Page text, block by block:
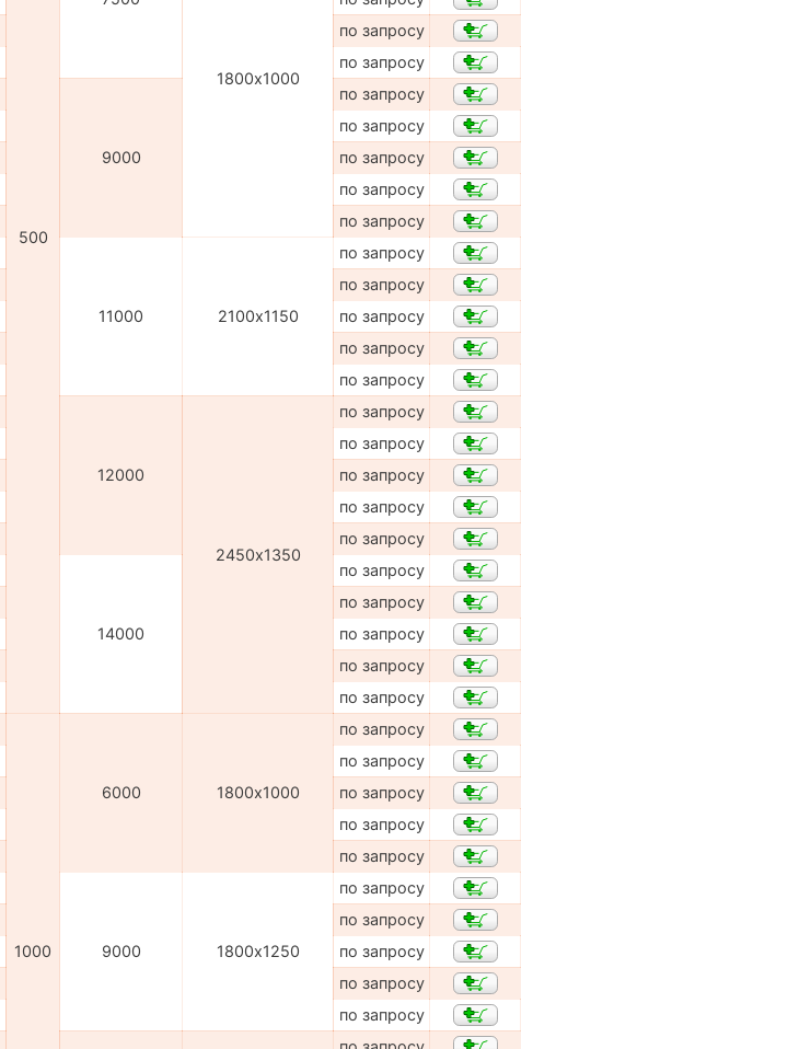
500
1800х1000
по запросу
по запросу
9000
по запросу
по запросу
по запросу
по запросу
по запросу
11000 2100х1150
по запросу
по запросу
по запросу
по запросу
по запросу
12000
2450х1350
по запросу
по запросу
по запросу
по запросу
по запросу
14000
по запросу
по запросу
по запросу
по запросу
по запросу
1000
6000 1800х1000
по запросу
по запросу
по запросу
по запросу
по запросу
9000 1800х1250
по запросу
по запросу
по запросу
по запросу
по запросу